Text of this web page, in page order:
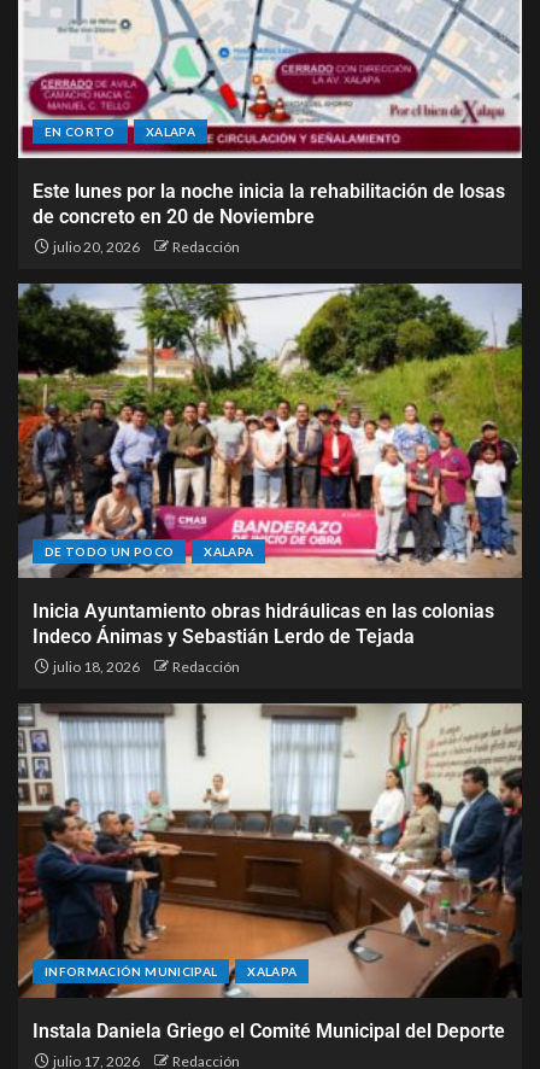
EN CORTO XALAPA
Este lunes por la noche inicia la rehabilitación de losas
de concreto en 20 de Noviembre
julio 20, 2026 Redacción
DE TODO UN POCO XALAPA
Inicia Ayuntamiento obras hidráulicas en las colonias
Indeco Ánimas y Sebastián Lerdo de Tejada
julio 18, 2026 Redacción
INFORMACIÓN MUNICIPAL XALAPA
Instala Daniela Griego el Comité Municipal del Deporte
julio 17, 2026 Redacción